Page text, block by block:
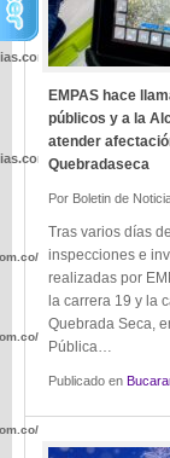
EMPAS hace
públicos y a la
atender
Quebradaseca
Por Boletin de
Tras varios días
inspecciones e
realizadas por
la carrera 19 y la
Quebrada Seca,
Pública…
Publicado en
wp-
wp-
wp-
wp-
wp-